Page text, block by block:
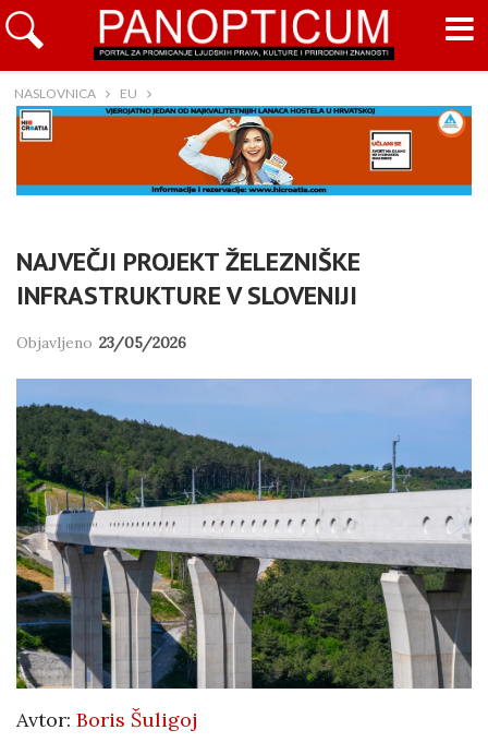
NASLOVNICA EU
NAJVEČJI PROJEKT ŽELEZNIŠKE
INFRASTRUKTURE V SLOVENIJI
Objavljeno 23/05/2026
Avtor: Boris Šuligoj